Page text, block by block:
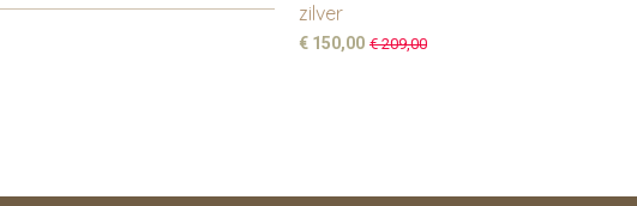
zilver
€ 150,00 € 209,00